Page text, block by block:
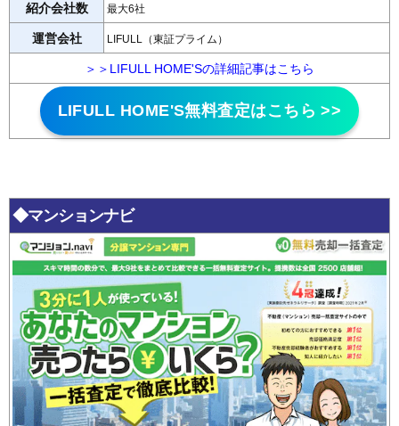
紹介会社数 最大6社
運営会社 LIFULL（東証プライム）
＞＞LIFULL HOME'Sの詳細記事はこちら
LIFULL HOME'S無料査定はこちら >>
◆マンションナビ